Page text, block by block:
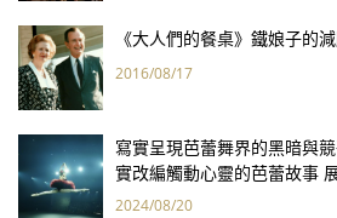
《大人們的餐桌》鐵娘子的
2016/08/17
寫實呈現芭蕾舞界的黑暗與
實改編觸動心靈的芭蕾故事
2024/08/20